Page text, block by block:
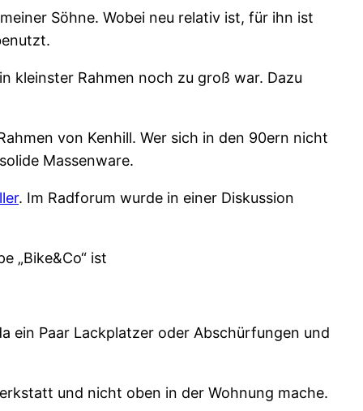
Söhne. Wobei neu relativ ist, für ihn ist
kleinster Rahmen noch zu groß war. Dazu
von Kenhill. Wer sich in den 90ern nicht
Massenware.
. Im Radforum wurde in einer Diskussion
„Bike&Co“ ist
ein Paar Lackplatzer oder Abschürfungen und
und nicht oben in der Wohnung mache.